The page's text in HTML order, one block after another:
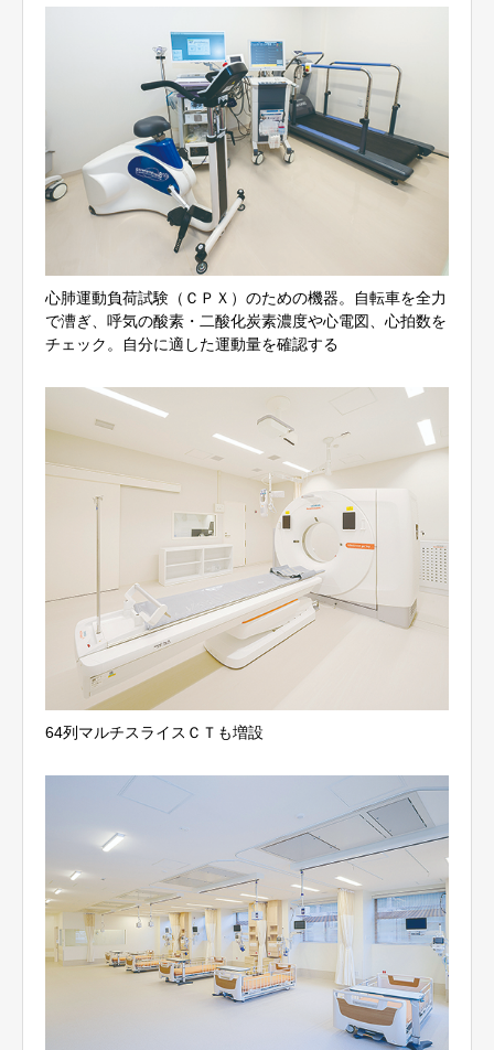
心肺運動負荷試験（ＣＰＸ）のための機器。自転車を全力
で漕ぎ、呼気の酸素・二酸化炭素濃度や心電図、心拍数を
チェック。自分に適した運動量を確認する
64列マルチスライスＣＴも増設